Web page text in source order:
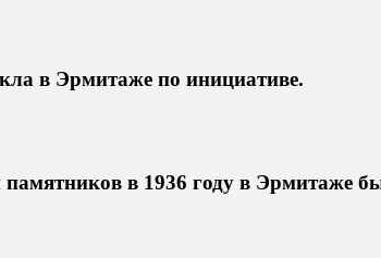
в Эрмитаже по инициативе.
памятников в 1936 году в Эрмитаже